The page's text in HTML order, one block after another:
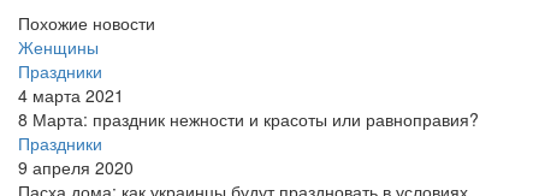
Похожие новости
Женщины
Праздники
4 марта 2021
8 Марта: праздник нежности и красоты или равноправия?
Праздники
9 апреля 2020
Пасха дома: как украинцы будут праздновать в условиях